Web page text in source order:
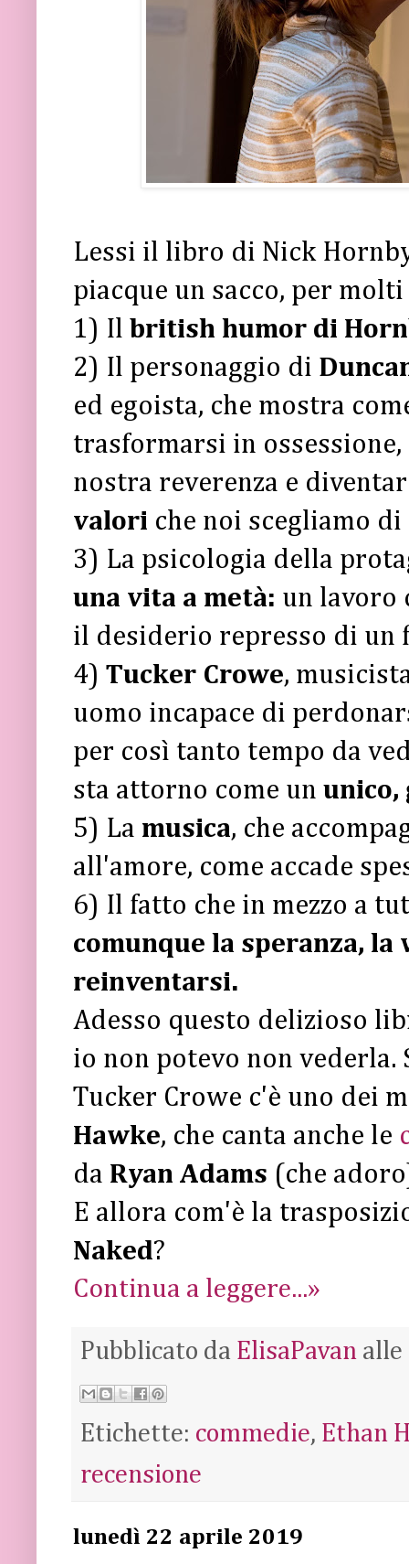
Lessi il libro di Nick
piacque un sacco, per
1) Il british humor di
2) Il personaggio di
ed egoista, che mostra
trasformarsi in ossessione,
nostra reverenza e
valori che noi scegliamo
3) La psicologia della
una vita a metà: un lavoro
il desiderio represso di un
4) Tucker Crowe,
uomo incapace di
per così tanto tempo da
sta attorno come un unico,
5) La musica, che
all'amore, come accade
6) Il fatto che in mezzo a
comunque la speranza,
reinventarsi.
Adesso questo delizioso
io non potevo non
Tucker Crowe c'è uno dei
Hawke, che canta anche le
da Ryan Adams (che
E allora com'è la
Naked?
Continua a leggere...»
Pubblicato da ElisaPavan alle
Etichette: commedie, Ethan
recensione
lunedì 22 aprile 2019